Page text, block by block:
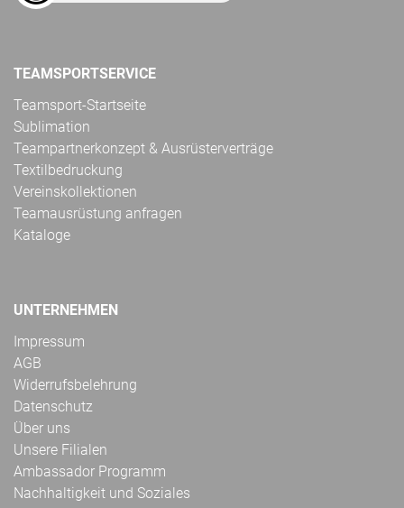
TEAMSPORTSERVICE
Teamsport-Startseite
Sublimation
Teampartnerkonzept & Ausrüsterverträge
Textilbedruckung
Vereinskollektionen
Teamausrüstung anfragen
Kataloge
UNTERNEHMEN
Impressum
AGB
Widerrufsbelehrung
Datenschutz
Über uns
Unsere Filialen
Ambassador Programm
Nachhaltigkeit und Soziales